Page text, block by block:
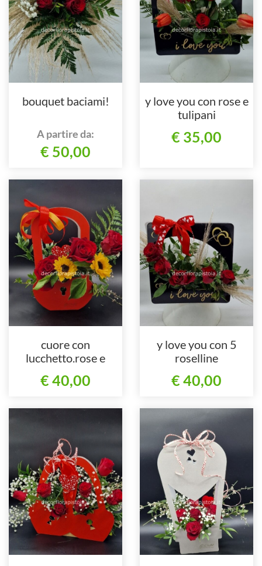
bouquet baciami!
A partire da:
€ 50,00
y love you con rose e
tulipani
€ 35,00
cuore con
lucchetto.rose e
€ 40,00
y love you con 5
roselline
€ 40,00